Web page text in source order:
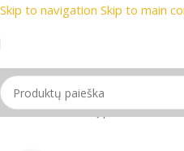
Skip to navigation Skip to main
/Gitaros/Gitarų priedai/